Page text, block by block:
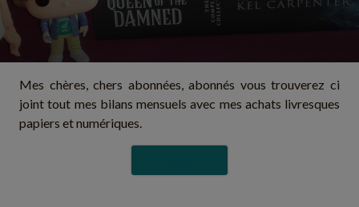
Mes chères, chers abonnées, abonnés vous trouverez ci
joint tout mes bilans mensuels avec mes achats livresques
papiers et numériques.